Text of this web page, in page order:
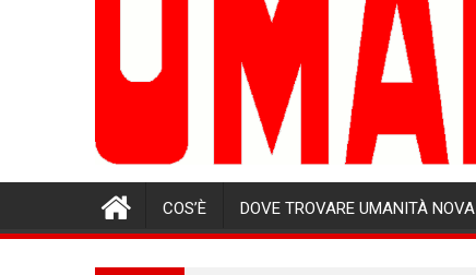
COS’È DOVE TROVARE UMANITÀ NOVA